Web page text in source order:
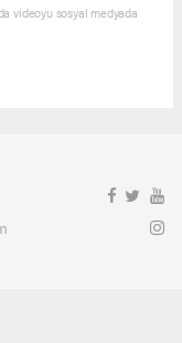
videoyu sosyal medyada